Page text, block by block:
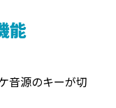
能
音源のキーが切